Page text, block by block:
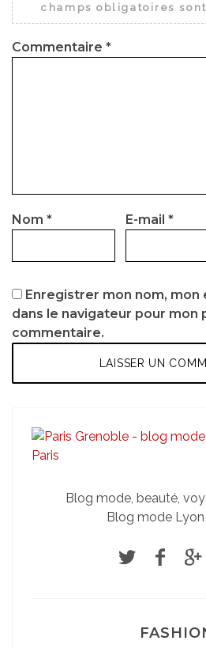
champs obligatoires
Commentaire *
Nom * E-mail *
Enregistrer mon nom, mon
dans le navigateur pour mon
commentaire.
Blog mode, beauté,
Blog mode Lyon